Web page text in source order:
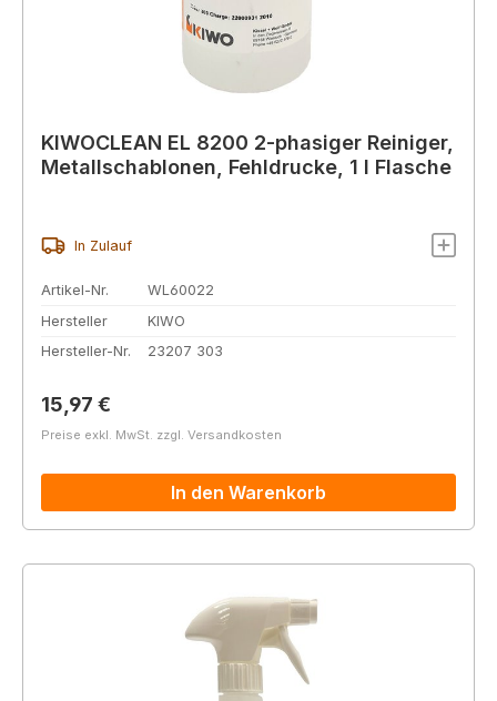
KIWOCLEAN EL 8200 2-phasiger Reiniger,
Metallschablonen, Fehldrucke, 1 l Flasche
In Zulauf
Artikel-Nr.
WL60022
Hersteller
KIWO
Hersteller-Nr.
23207 303
Regulärer Preis:
15,97 €
Preise exkl. MwSt. zzgl. Versandkosten
In den Warenkorb